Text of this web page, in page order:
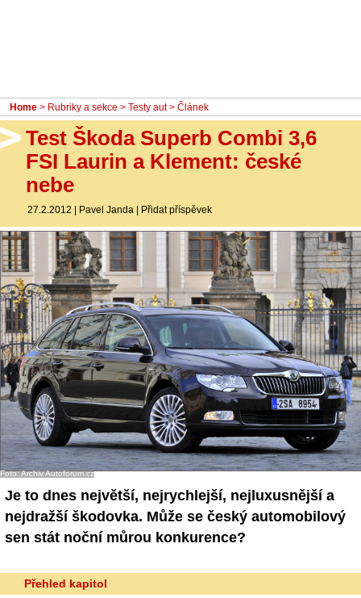
Home > Rubriky a sekce > Testy aut> Článek
Test Škoda Superb Combi 3,6
FSI Laurin a Klement: české
nebe
27.2.2012 | Pavel Janda | Přidat příspěvek
Foto: Archiv Autoforum.cz
Je to dnes největší, nejrychlejší, nejluxusnější a
nejdražší škodovka. Může se český automobilový
sen stát noční můrou konkurence?
Přehled kapitol